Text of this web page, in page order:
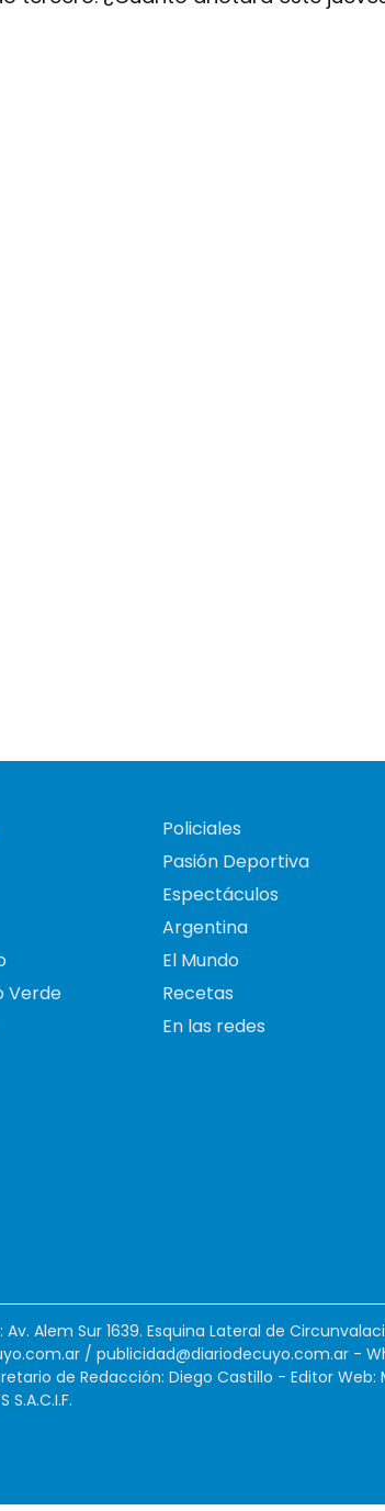
Verde
Policiales
Pasión Deportiva
Espectáculos
Argentina
El Mundo
Recetas
En las redes
Alem Sur 1639. Esquina Lateral de
/ publicidad@diariodecuyo.com.ar -
de Redacción: Diego Castillo - Editor Web: